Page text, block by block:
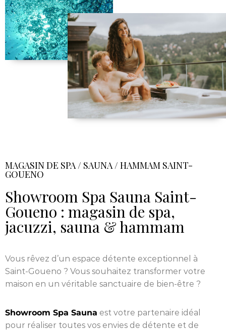
MAGASIN DE SPA / SAUNA / HAMMAM SAINT-
GOUENO
Showroom Spa Sauna Saint-
Goueno : magasin de spa,
jacuzzi, sauna & hammam
Vous rêvez d’un espace détente exceptionnel à
Saint-Goueno ? Vous souhaitez transformer votre
maison en un véritable sanctuaire de bien-être ?
Showroom Spa Sauna est votre partenaire idéal
pour réaliser toutes vos envies de détente et de